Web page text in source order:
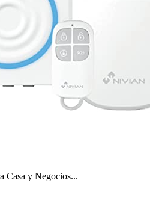
Casa y Negocios...